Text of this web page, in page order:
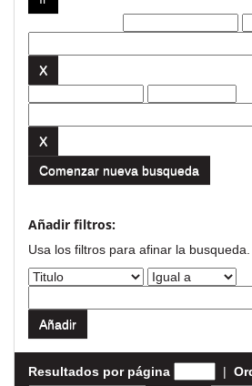
Comenzar nueva busqueda
Añadir filtros:
Usa los filtros para afinar la busqueda.
Resultados por página |